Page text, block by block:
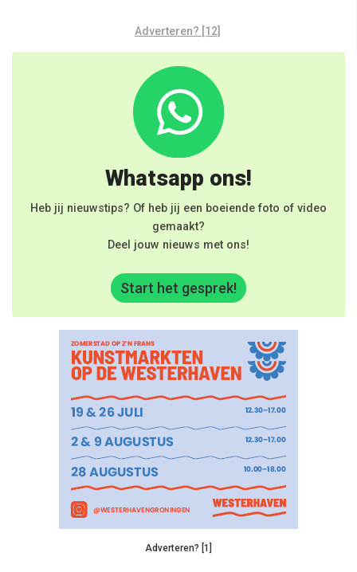
Adverteren? [12]
Whatsapp ons!
Heb jij nieuwstips? Of heb jij een boeiende foto of video
gemaakt?
Deel jouw nieuws met ons!
Start het gesprek!
Adverteren? [1]